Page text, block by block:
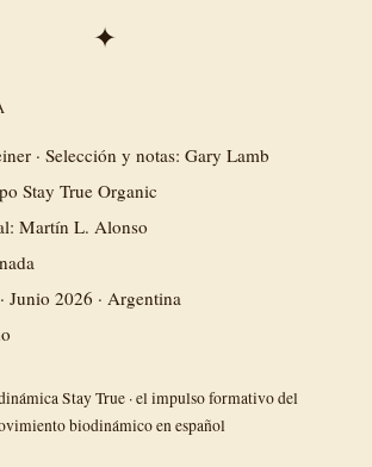
✦
· Selección y notas: Gary Lamb
Stay True Organic
Martín L. Alonso
Junio 2026 · Argentina
Stay True · el impulso formativo del
biodinámico en español